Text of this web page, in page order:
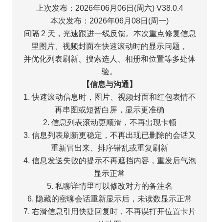
上次发布：2026年06月06日(周六) V38.0.4
本次发布：2026年06月08日(周一)
间隔 2 天，光速跟进一线反馈。本次重点修复信息
里图片、视频封面在快速滚动时的显示问题，
并优化列表刷新、搜索选人、相册和位置等多处体
验。
【信息与沟通】
1. 快速滚动信息时，图片、视频封面和红包表情不
再串图或短暂白屏，显示更准确
2. 信息列表滚动更顺滑，不再出现卡顿
3. 信息列表刷新更稳定，不再出现已删除的会话又
重新冒出来、排序错乱或重复刷新
4. 信息发送失败的提示不再遮挡内容，重发后气泡
显示正常
5. 私聊详情里可以修改对方的备注名
6. 隐藏的密聊会话重新显示后，未读数显示正常
7. 右滑信息引用快捷回复时，不再误打开位置卡片